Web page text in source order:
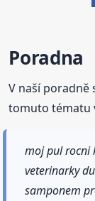
Poradna
V naší poradně
tomuto tématu
moj pul rocni
veterinarky
samponem